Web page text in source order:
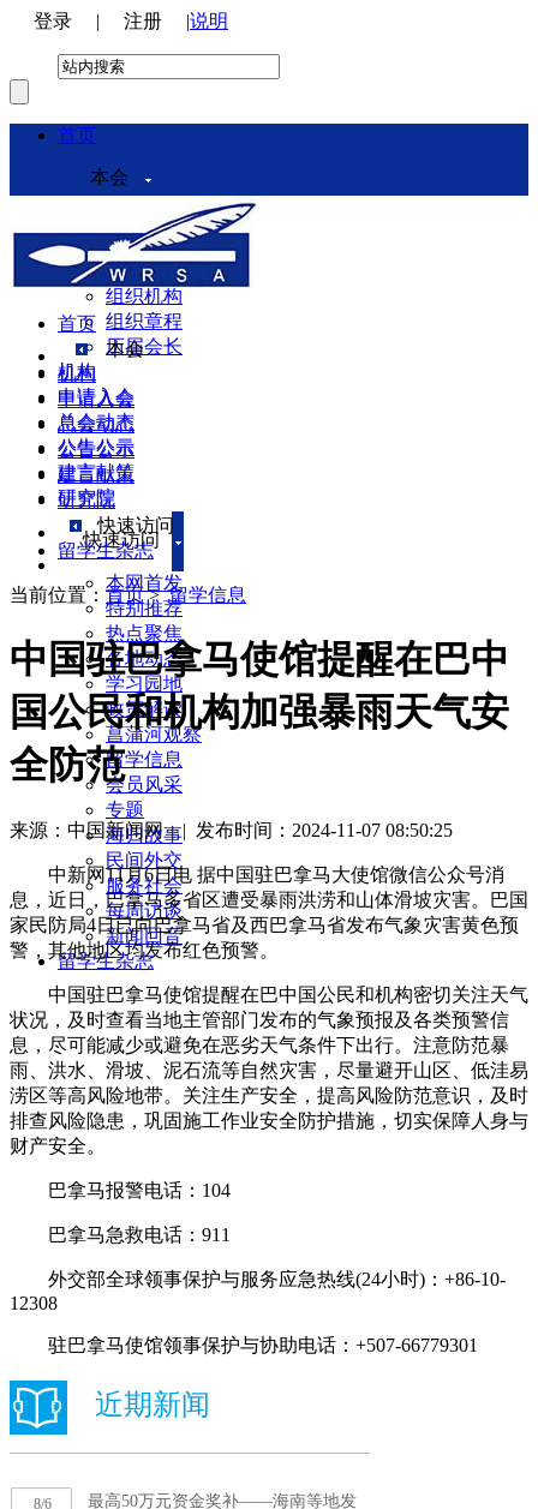
登录 | 注册 |说明
首页
本会
本会介绍
领导机构
理事会
组织机构
组织章程
历届会长
机构
申请入会
总会动态
公告公示
建言献策
研究院
快速访问
本网首发
特别推荐
热点聚焦
各地动态
学习园地
政策解读
菖蒲河观察
留学信息
会员风采
专题
海归故事
民间外交
服务社会
每周访谈
新闻回音
留学生杂志
首页
本会
机构
申请入会
总会动态
公告公示
建言献策
研究院
快速访问
留学生杂志
当前位置： 首页>留学信息
中国驻巴拿马使馆提醒在巴中
国公民和机构加强暴雨天气安
全防范
来源：中国新闻网 | 发布时间：2024-11-07 08:50:25
中新网11月6日电 据中国驻巴拿马大使馆微信公众号消
息，近日，巴拿马多省区遭受暴雨洪涝和山体滑坡灾害。巴国
家民防局4日已向巴拿马省及西巴拿马省发布气象灾害黄色预
警，其他地区均发布红色预警。
中国驻巴拿马使馆提醒在巴中国公民和机构密切关注天气
状况，及时查看当地主管部门发布的气象预报及各类预警信
息，尽可能减少或避免在恶劣天气条件下出行。注意防范暴
雨、洪水、滑坡、泥石流等自然灾害，尽量避开山区、低洼易
涝区等高风险地带。关注生产安全，提高风险防范意识，及时
排查风险隐患，巩固施工作业安全防护措施，切实保障人身与
财产安全。
巴拿马报警电话：104
巴拿马急救电话：911
外交部全球领事保护与服务应急热线(24小时)：+86-10-
12308
驻巴拿马使馆领事保护与协助电话：+507-66779301